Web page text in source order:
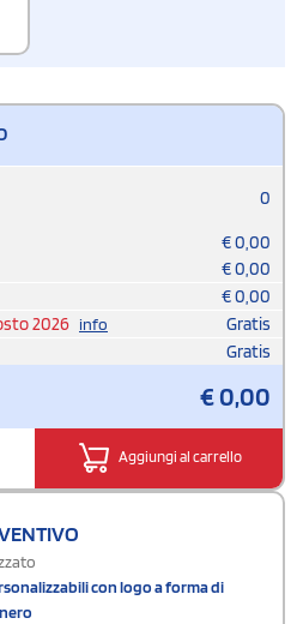
0
€0,00
€0,00
€0,00
2026 info
Gratis
Gratis
€0,00
Aggiungi al carrello
con logo a forma di